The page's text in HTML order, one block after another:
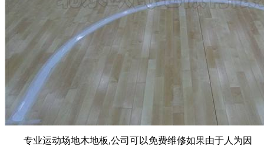
专业运动场地木地板,公司可以免费维修如果由于人为因